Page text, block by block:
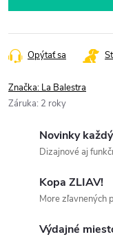
Opýtať sa
Značka: La Balestra
Záruka: 2 roky
Novinky
Dizajnové aj
Kopa ZLIAV!
More zľavnených
Výdajné